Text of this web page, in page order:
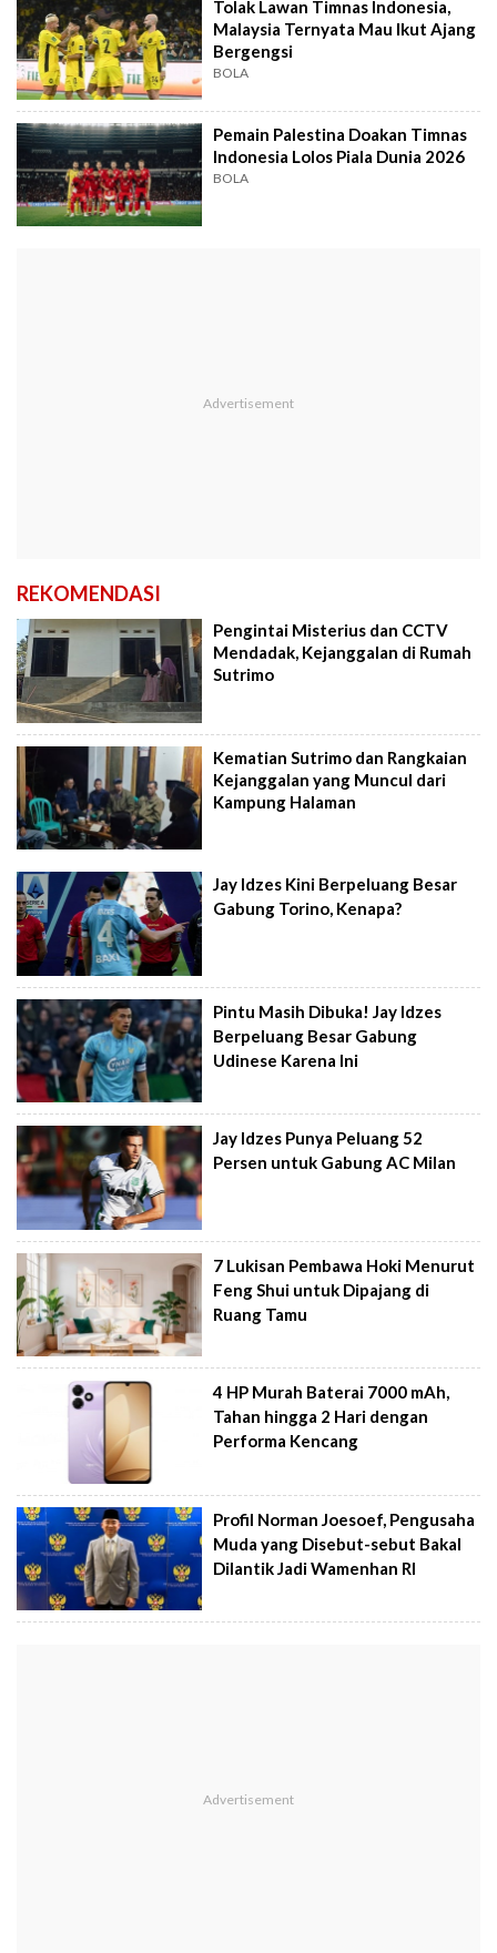
Tolak Lawan Timnas Indonesia,
Malaysia Ternyata Mau Ikut Ajang
Bergengsi
BOLA
Pemain Palestina Doakan Timnas
Indonesia Lolos Piala Dunia 2026
BOLA
REKOMENDASI
Pengintai Misterius dan CCTV
Mendadak, Kejanggalan di Rumah
Sutrimo
Kematian Sutrimo dan Rangkaian
Kejanggalan yang Muncul dari
Kampung Halaman
Jay Idzes Kini Berpeluang Besar
Gabung Torino, Kenapa?
Pintu Masih Dibuka! Jay Idzes
Berpeluang Besar Gabung
Udinese Karena Ini
Jay Idzes Punya Peluang 52
Persen untuk Gabung AC Milan
7 Lukisan Pembawa Hoki Menurut
Feng Shui untuk Dipajang di
Ruang Tamu
4 HP Murah Baterai 7000 mAh,
Tahan hingga 2 Hari dengan
Performa Kencang
Profil Norman Joesoef, Pengusaha
Muda yang Disebut-sebut Bakal
Dilantik Jadi Wamenhan RI